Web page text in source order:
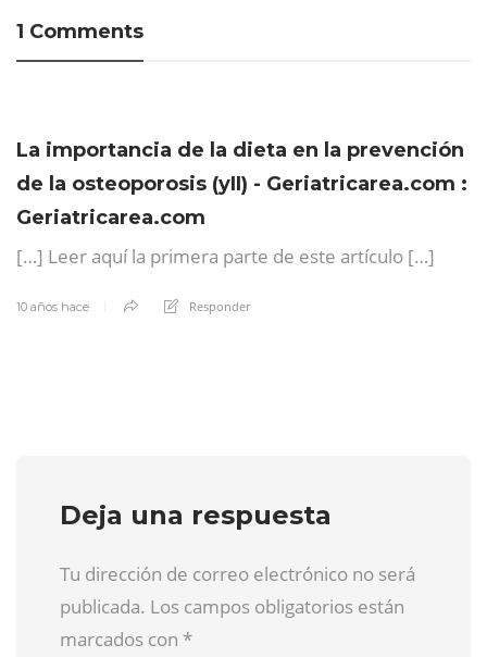
1 Comments
La importancia de la dieta en la prevención
de la osteoporosis (yII) - Geriatricarea.com :
Geriatricarea.com
[…] Leer aquí la primera parte de este artículo […]
10 años hace Responder
Deja una respuesta
Tu dirección de correo electrónico no será
publicada. Los campos obligatorios están
marcados con *